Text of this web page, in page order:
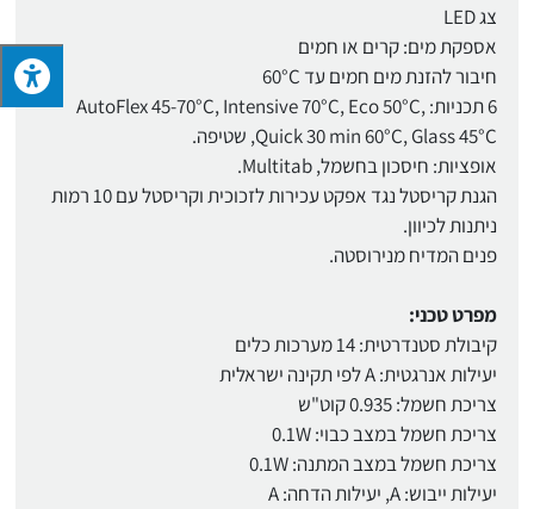
צג LED
אספקת מים: קרים או חמים
חיבור להזנת מים חמים עד 60°C
6 תכניות: AutoFlex 45-70°C, Intensive 70°C, Eco 50°C,
Quick 30 min 60°C, Glass 45°C, שטיפה.
אופציות: חיסכון בחשמל, Multitab.
הגנת קריסטל נגד אפקט עכירות לזכוכית וקריסטל עם 10 רמות
ניתנות לכיוון.
פנים המדיח מנירוסטה.
מפרט טכני:
קיבולת סטנדרטית: 14 מערכות כלים
יעילות אנרגטית: A לפי תקינה ישראלית
צריכת חשמל: 0.935 קוט"ש
צריכת חשמל במצב כבוי: 0.1W
צריכת חשמל במצב המתנה: 0.1W
יעילות ייבוש: A, יעילות הדחה: A